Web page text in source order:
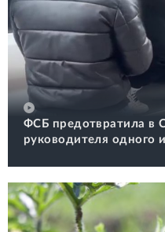
ФСБ предотвратила в
руководителя одного